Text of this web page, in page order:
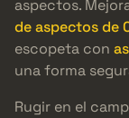
aspectos.
de aspectos de
escopeta con
una forma
Rugir en el